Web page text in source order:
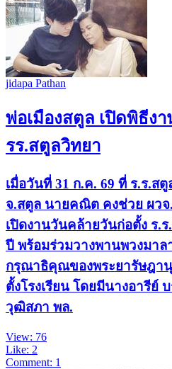
jidapa Pathan
พ่อเมืองสตูล เปิดพิธีง
รร.สตูลวิทยา
เมื่อวันที่ 31 ก.ค. 69 ที่ ร.ร.ส
จ.สตูล นายคณิต คงช่วย ผวจ
เปิดงานวันคล้ายวันก่อตั้ง ร.
ปี พร้อมร่วมวางพานพวงมาล
กรุณาธิคุณของพระยารัษฎา
ตั้งโรงเรียน โดยมีนางอารีย์
วุฒิสภา พล.
View: 76
Like: 2
Comment: 1